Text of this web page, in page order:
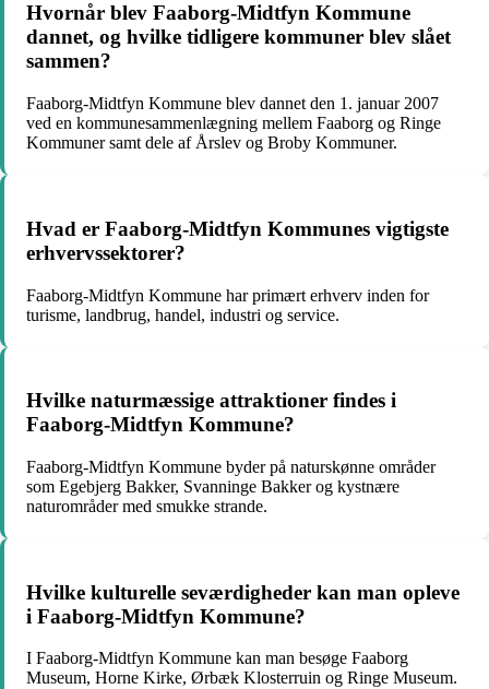
Hvornår blev Faaborg-Midtfyn Kommune
dannet, og hvilke tidligere kommuner blev slået
sammen?
Faaborg-Midtfyn Kommune blev dannet den 1. januar 2007
ved en kommunesammenlægning mellem Faaborg og Ringe
Kommuner samt dele af Årslev og Broby Kommuner.
Hvad er Faaborg-Midtfyn Kommunes vigtigste
erhvervssektorer?
Faaborg-Midtfyn Kommune har primært erhverv inden for
turisme, landbrug, handel, industri og service.
Hvilke naturmæssige attraktioner findes i
Faaborg-Midtfyn Kommune?
Faaborg-Midtfyn Kommune byder på naturskønne områder
som Egebjerg Bakker, Svanninge Bakker og kystnære
naturområder med smukke strande.
Hvilke kulturelle seværdigheder kan man opleve
i Faaborg-Midtfyn Kommune?
I Faaborg-Midtfyn Kommune kan man besøge Faaborg
Museum, Horne Kirke, Ørbæk Klosterruin og Ringe Museum.